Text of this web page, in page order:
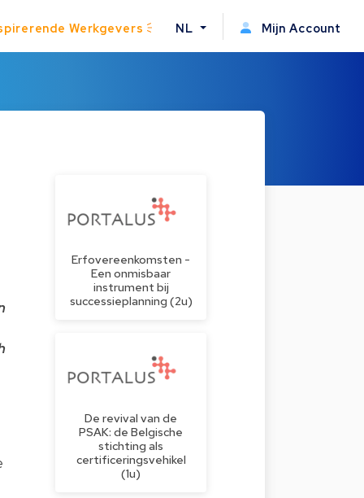
Werkgevers NL Mijn Account
Erfovereenkomsten -
Een onmisbaar
instrument bij
successieplanning (2u)
De revival van de
PSAK: de Belgische
stichting als
certificeringsvehikel
(1u)